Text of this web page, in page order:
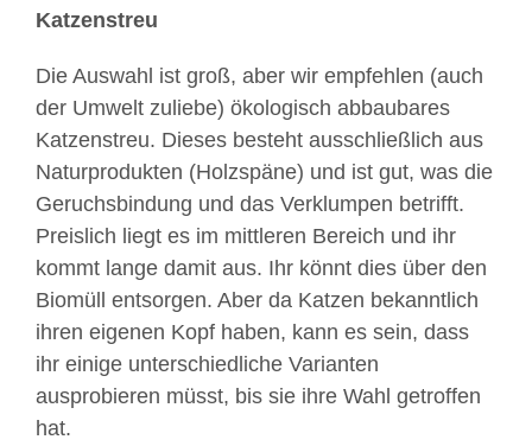
Katzenstreu
Die Auswahl ist groß, aber wir empfehlen (auch
der Umwelt zuliebe) ökologisch abbaubares
Katzenstreu. Dieses besteht ausschließlich aus
Naturprodukten (Holzspäne) und ist gut, was die
Geruchsbindung und das Verklumpen betrifft.
Preislich liegt es im mittleren Bereich und ihr
kommt lange damit aus. Ihr könnt dies über den
Biomüll entsorgen. Aber da Katzen bekanntlich
ihren eigenen Kopf haben, kann es sein, dass
ihr einige unterschiedliche Varianten
ausprobieren müsst, bis sie ihre Wahl getroffen
hat.